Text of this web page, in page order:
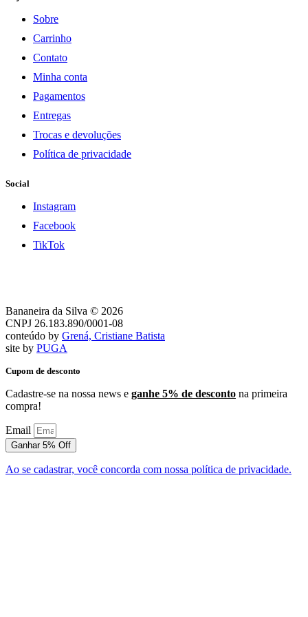
Sobre
Carrinho
Contato
Minha conta
Pagamentos
Entregas
Trocas e devoluções
Política de privacidade
Social
Instagram
Facebook
TikTok
Bananeira da Silva © 2026
CNPJ 26.183.890/0001-08
conteúdo by Grená, Cristiane Batista
site by PUGA
Cupom de desconto
Cadastre-se na nossa news e ganhe 5% de desconto na primeira
compra!
Email
Ganhar 5% Off
Ao se cadastrar, você concorda com nossa política de privacidade.